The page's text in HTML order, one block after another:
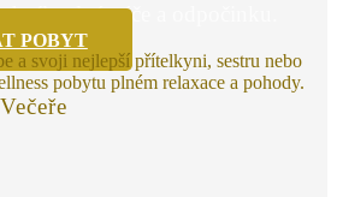
plné péče a odpočinku.
POBYT
a svoji nejlepší přítelkyni, sestru nebo
pobytu plném relaxace a pohody.